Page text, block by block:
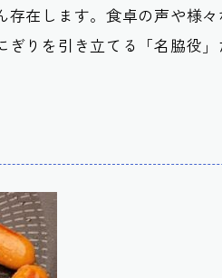
存在します。食卓の声や様
ぎりを引き立てる「名脇役